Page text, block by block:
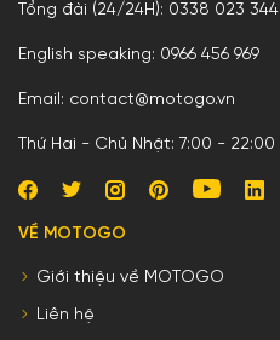
Tổng đài (24/24H): 0338 023 344
English speaking: 0966 456 969
Email: contact@motogo.vn
Thứ Hai - Chủ Nhật: 7:00 - 22:00
VỀ MOTOGO
Giới thiệu về MOTOGO
Liên hệ